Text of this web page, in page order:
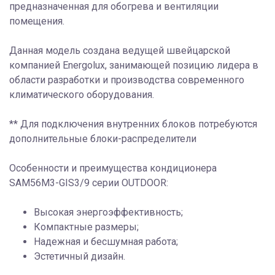
предназначенная для обогрева и вентиляции
помещения.
Данная модель создана ведущей швейцарской
компанией Energolux, занимающей позицию лидера в
области разработки и производства современного
климатического оборудования.
** Для подключения внутренних блоков потребуются
дополнительные блоки-распределители
Особенности и преимущества кондиционера
SAM56M3-GIS3/9 серии OUTDOOR:
Высокая энергоэффективность;
Компактные размеры;
Надежная и бесшумная работа;
Эстетичный дизайн.